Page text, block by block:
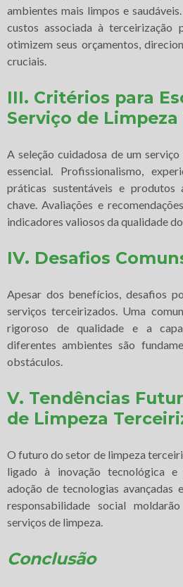
ambientes mais limpos e
custos associada à terceirização
otimizem seus orçamentos,
cruciais.
III. Critérios para
Serviço de
A seleção cuidadosa de um
essencial. Profissionalismo,
práticas sustentáveis e produtos
chave. Avaliações e
indicadores valiosos da qualidade
IV. Desafios
Apesar dos benefícios, desafios
serviços terceirizados. Uma
rigoroso de qualidade e a
diferentes ambientes são
obstáculos.
V. Tendências
de Limpeza
O futuro do setor de limpeza
ligado à inovação tecnológica e
adoção de tecnologias avançadas
responsabilidade social
serviços de limpeza.
Conclusão